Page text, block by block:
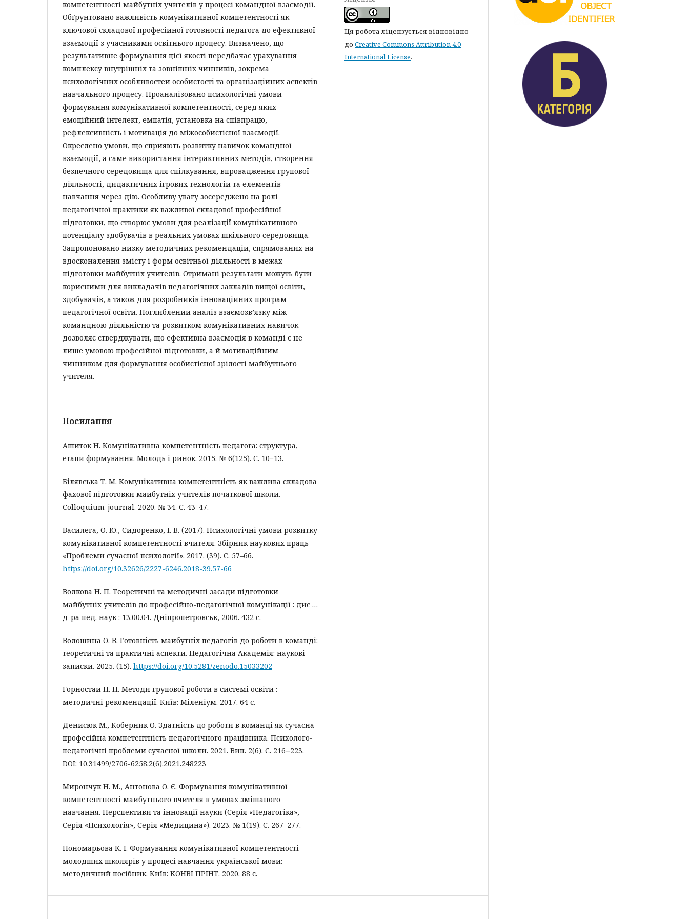
компетентності майбутніх учителів у процесі командної взаємодії.
Обґрунтовано важливість комунікативної компетентності як
ключової складової професійної готовності педагога до ефективної
взаємодії з учасниками освітнього процесу. Визначено, що
результативне формування цієї якості передбачає урахування
комплексу внутрішніх та зовнішніх чинників, зокрема
психологічних особливостей особистості та організаційних аспектів
навчального процесу. Проаналізовано психологічні умови
формування комунікативної компетентності, серед яких
емоційний інтелект, емпатія, установка на співпрацю,
рефлексивність і мотивація до міжособистісної взаємодії.
Окреслено умови, що сприяють розвитку навичок командної
взаємодії, а саме використання інтерактивних методів, створення
безпечного середовища для спілкування, впровадження групової
діяльності, дидактичних ігрових технологій та елементів
навчання через дію. Особливу увагу зосереджено на ролі
педагогічної практики як важливої складової професійної
підготовки, що створює умови для реалізації комунікативного
потенціалу здобувачів в реальних умовах шкільного середовища.
Запропоновано низку методичних рекомендацій, спрямованих на
вдосконалення змісту і форм освітньої діяльності в межах
підготовки майбутніх учителів. Отримані результати можуть бути
корисними для викладачів педагогічних закладів вищої освіти,
здобувачів, а також для розробників інноваційних програм
педагогічної освіти. Поглиблений аналіз взаємозв’язку між
командною діяльністю та розвитком комунікативних навичок
дозволяє стверджувати, що ефективна взаємодія в команді є не
лише умовою професійної підготовки, а й мотиваційним
чинником для формування особистісної зрілості майбутнього
учителя.
Посилання
Ашиток Н. Комунікативна компетентність педагога: структура,
етапи формування. Молодь і ринок. 2015. № 6(125). С. 10−13.
Білявська Т. М. Комунікативна компетентність як важлива складова
фахової підготовки майбутніх учителів початкової школи.
Colloquium-journal. 2020. № 34. С. 43–47.
Василега, О. Ю., Сидоренко, І. В. (2017). Психологічні умови розвитку
комунікативної компетентності вчителя. Збірник наукових праць
«Проблеми сучасної психології». 2017. (39). С. 57–66.
https://doi.org/10.32626/2227-6246.2018-39.57-66
Волкова Н. П. Теоретичні та методичні засади підготовки
майбутніх учителів до професійно-педагогічної комунікації : дис …
д-ра пед. наук : 13.00.04. Дніпропетровськ, 2006. 432 с.
Волошина О. В. Готовність майбутніх педагогів до роботи в команді:
теоретичні та практичні аспекти. Педагогічна Академія: наукові
записки. 2025. (15). https://doi.org/10.5281/zenodo.15033202
Горностай П. П. Методи групової роботи в системі освіти :
методичні рекомендації. Київ: Міленіум. 2017. 64 с.
Денисюк М., Коберник О. Здатність до роботи в команді як сучасна
професійна компетентність педагогічного працівника. Психолого-
педагогічні проблеми сучасної школи. 2021. Вип. 2(6). С. 216‒223.
DOI: 10.31499/2706-6258.2(6).2021.248223
Мирончук Н. М., Антонова О. Є. Формування комунікативної
компетентності майбутнього вчителя в умовах змішаного
навчання. Перспективи та інновації науки (Серія «Педагогіка»,
Серія «Психологія», Серія «Медицина»). 2023. № 1(19). С. 267–277.
Пономарьова К. І. Формування комунікативної компетентності
молодших школярів у процесі навчання української мови:
методичний посібник. Київ: КОНВІ ПРІНТ. 2020. 88 с.
Ця робота ліцензується відповідно
до Creative Commons Attribution 4.0
International License.